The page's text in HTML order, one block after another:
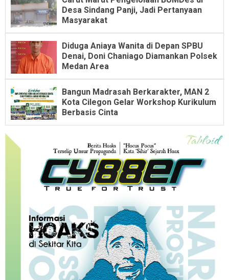
Desa Sindang Panji, Jadi Pertanyaan
Masyarakat
Diduga Aniaya Wanita di Depan SPBU
Denai, Doni Chaniago Diamankan Polsek
Medan Area
Bangun Madrasah Berkarakter, MAN 2
Kota Cilegon Gelar Workshop Kurikulum
Berbasis Cinta